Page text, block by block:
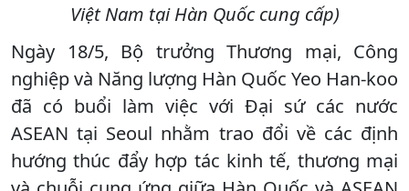
Việt Nam tại Hàn Quốc cung cấp)
Ngày 18/5, Bộ trưởng Thương mại, Công
nghiệp và Năng lượng Hàn Quốc Yeo Han-koo
đã có buổi làm việc với Đại sứ các nước
ASEAN tại Seoul nhằm trao đổi về các định
hướng thúc đẩy hợp tác kinh tế, thương mại